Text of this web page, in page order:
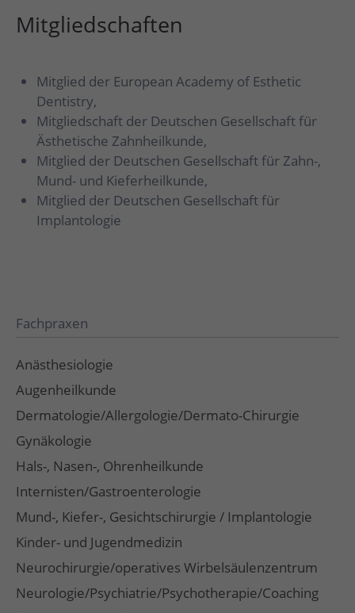
Mitgliedschaften
Mitglied der European Academy of Esthetic
Dentistry,
Mitgliedschaft der Deutschen Gesellschaft für
Ästhetische Zahnheilkunde,
Mitglied der Deutschen Gesellschaft für Zahn-,
Mund- und Kieferheilkunde,
Mitglied der Deutschen Gesellschaft für
Implantologie
Fachpraxen
Anästhesiologie
Augenheilkunde
Dermatologie/Allergologie/Dermato-Chirurgie
Gynäkologie
Hals-, Nasen-, Ohrenheilkunde
Internisten/Gastroenterologie
Mund-, Kiefer-, Gesichtschirurgie / Implantologie
Kinder- und Jugendmedizin
Neurochirurgie/operatives Wirbelsäulenzentrum
Neurologie/Psychiatrie/Psychotherapie/Coaching